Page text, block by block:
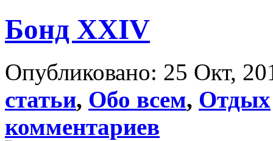
Бонд XXIV
Опубликовано: 25 Окт,
статьи, Обо всем, Отдых
комментариев